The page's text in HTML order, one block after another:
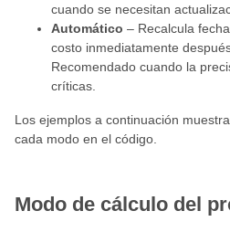
cuando se necesitan
Automático – Recalcula
costo inmediatamente
Recomendado cuando la
críticas.
Los ejemplos a continuación
cada modo en el código.
Modo de cálculo del